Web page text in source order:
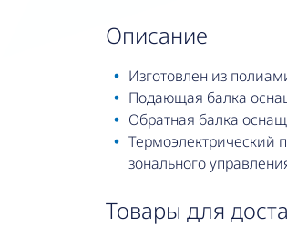
описание
Изготовлен из
Подающая балка
Обратная балка
Термоэлектрический
зонального
товары для